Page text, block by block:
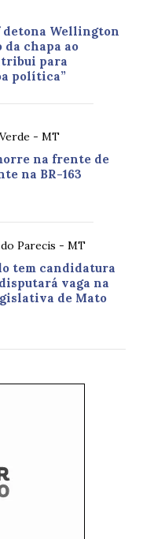
detona Wellington
da chapa ao
para
política”
- MT
na frente de
na BR-163
Parecis - MT
tem candidatura
vaga na
de Mato